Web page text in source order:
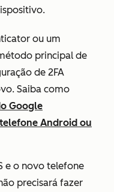
ou um
principal de
de 2FA
Saiba como
Google
Android ou
e o novo telefone
precisará fazer